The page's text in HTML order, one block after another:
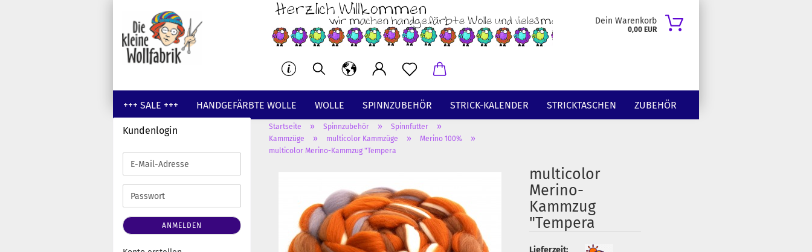
Dein Warenkorb
0,00 EUR
+++ SALE +++ HANDGEFÄRBTE WOLLE WOLLE SPINNZUBEHÖR STRICK-KALENDER STRICKTASCHEN ZUBEHÖR
GUTSCHEINE WOLLE UNGEFÄRBT
Startseite » Spinnzubehör » Spinnfutter »
Kammzüge » multicolor Kammzüge » Merino 100% »
multicolor Merino-Kammzug "Tempera
multicolor
Merino-
Kammzug
"Tempera
Lieferzeit:
Kundenlogin
E-
Mail-
Adresse
Passwort
ANMELDEN